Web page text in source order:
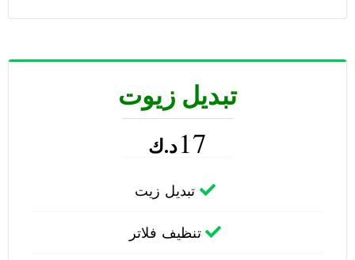
تبديل زيوت
17د.ك
تبديل زيت
تنظيف فلاتر